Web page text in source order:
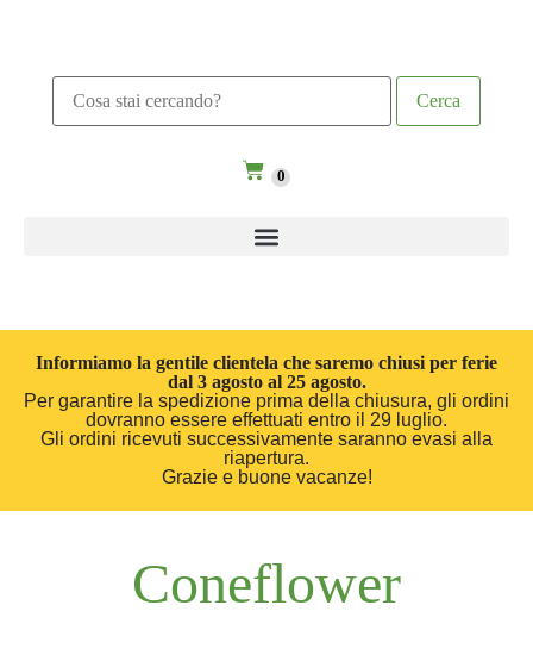
0
Informiamo la gentile clientela che saremo chiusi per ferie
dal 3 agosto al 25 agosto.
Per garantire la spedizione prima della chiusura, gli ordini
dovranno essere effettuati entro il 29 luglio.
Gli ordini ricevuti successivamente saranno evasi alla
riapertura.
Grazie e buone vacanze!
Coneflower